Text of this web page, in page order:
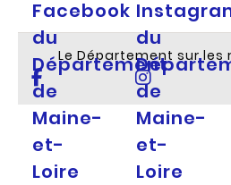
Le Département sur les
Facebook
du
Département
de
Maine-
et-
Loire
du
de
Maine-
et-
Loire